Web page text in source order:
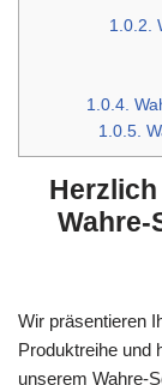
1.0.2.
1.0.4.
1.0.5.
Wahre-
Wir präsentieren
Produktreihe und
unserem Wahre-